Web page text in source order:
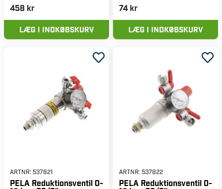
458 kr
LÆG I INDKØBSKURV
74 kr
LÆG I INDKØBSKURV
ARTNR: 537821
PELA Reduktionsventil 0-
ARTNR: 537822
PELA Reduktionsventil 0-